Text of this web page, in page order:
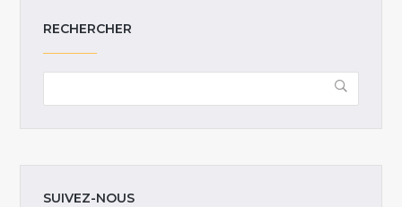
RECHERCHER
SUIVEZ-NOUS